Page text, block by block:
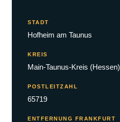
STADT
Hofheim am Taunus
KREIS
Main-Taunus-Kreis (Hessen)
POSTLEITZAHL
65719
ENTFERNUNG FRANKFURT